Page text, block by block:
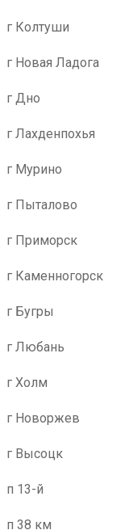
г Колтуши
г Новая Ладога
г Дно
г Лахденпохья
г Мурино
г Пыталово
г Приморск
г Каменногорск
г Бугры
г Любань
г Холм
г Новоржев
г Высоцк
п 13-й
п 38 км